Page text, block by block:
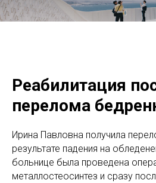
Реабилитация
перелома
Ирина Павловна получила
результате падения на
больнице была проведена
металлостеосинтез и сразу